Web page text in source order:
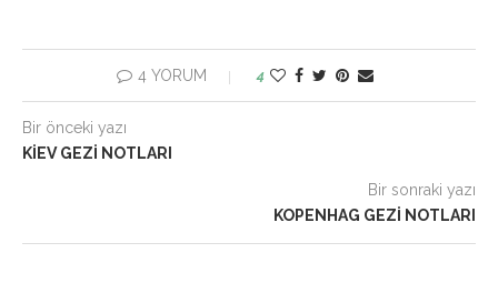
4 YORUM 4
Bir önceki yazı
KIEV GEZI NOTLARI
Bir sonraki yazı
KOPENHAG GEZI NOTLARI